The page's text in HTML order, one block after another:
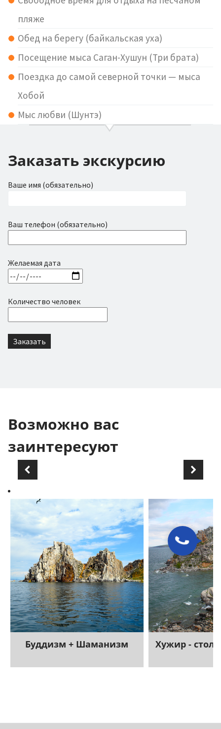
пляже
Обед на берегу (байкальская уха)
Посещение мыса Саган-Хушун (Три брата)
Поездка до самой северной точки — мыса
Хобой
Мыс любви (Шунтэ)
Заказать экскурсию
Ваше имя (обязательно)
Ваш телефон (обязательно)
Желаемая дата
Количество человек
Возможно вас
заинтересуют
Буддизм + Шаманизм Хужир -